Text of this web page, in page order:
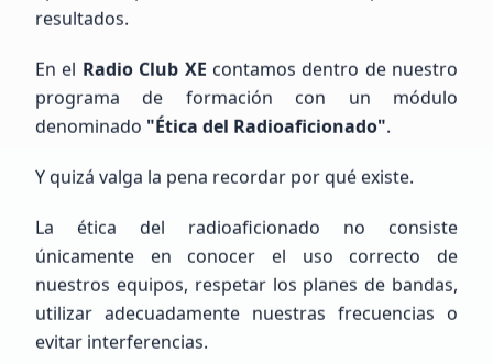
Principiante (SWL / Aspirante)
México, CDMX, Ciudad de México
Emiliano Gutierrez
resultados.
En el Radio Club XE contamos dentro de nuestro
programa de formación con un módulo
denominado "Ética del Radioaficionado".
Y quizá valga la pena recordar por qué existe.
La ética del radioaficionado no consiste
únicamente en conocer el uso correcto de
nuestros equipos, respetar los planes de bandas,
utilizar adecuadamente nuestras frecuencias o
evitar interferencias.